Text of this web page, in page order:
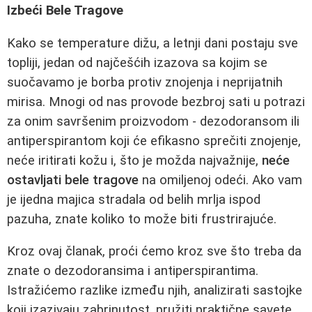
Izbeći Bele Tragove
Kako se temperature dižu, a letnji dani postaju sve
topliji, jedan od najčešćih izazova sa kojim se
suočavamo je borba protiv znojenja i neprijatnih
mirisa. Mnogi od nas provode bezbroj sati u potrazi
za onim savršenim proizvodom - dezodoransom ili
antiperspirantom koji će efikasno sprečiti znojenje,
neće iritirati kožu i, što je možda najvažnije, neće
ostavljati bele tragove na omiljenoj odeći. Ako vam
je ijedna majica stradala od belih mrlja ispod
pazuha, znate koliko to može biti frustrirajuće.
Kroz ovaj članak, proći ćemo kroz sve što treba da
znate o dezodoransima i antiperspirantima.
Istražićemo razlike između njih, analizirati sastojke